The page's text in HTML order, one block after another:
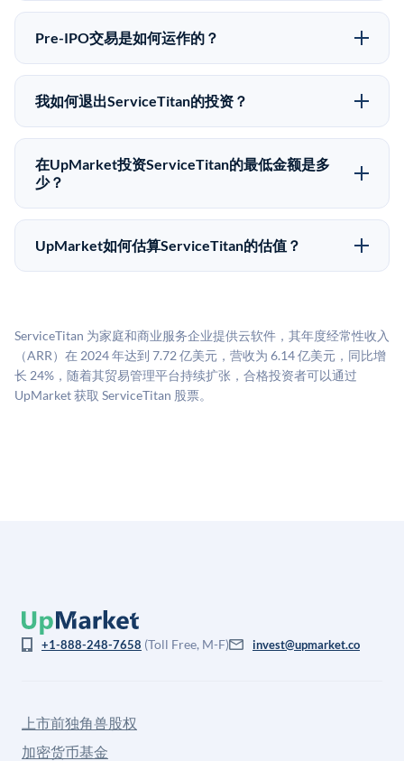
为50,000美元。UpMarket是FINRA注册的经纪交易
商，自2019年以来已经纪超过5亿美元的另类投资。
Pre-IPO投资存在重大风险。ServiceTitan的股份流动性
低，意味着没有公开市场可以快速出售。不存在确定的
应做好可能全部损失的准备。私有公司的估值在融资轮
次之间可能大幅波动。投资者应在投资前咨询其财务顾
Pre-IPO交易是如何运作的？
在Pre-IPO交易中，合格投资者通过二级市场平台从现有
股东（如员工、早期投资者或其他持有人）处购买股
为FINRA注册的经纪交易商促成这些交易，代表双方处
理合规、文件和结算事宜。
我如何退出ServiceTitan的投资？
Pre-IPO持股主要有两种退出途径：在二级市场将股份出
售给其他买家，或持有直到公司完成IPO或被收购。两
种途径都受限于转让限制、公司批准（优先购买权）和
做好多年持有的准备。
在UpMarket投资ServiceTitan的最低金额是多
少？
UpMarket上大多数Pre-IPO产品的最低投资金额为
50,000美元。具体金额可能因产品和股份供应情况而有
UpMarket如何估算ServiceTitan的估值？
司可比倍数应用私有公司折扣，以反映流动性不足和信
息不对称。此估值不构成投资建议，可能与实际交易价
格存在重大差异。
ServiceTitan 为家庭和商业服务企业提供云软件，其年度经常性收入
（ARR）在 2024 年达到 7.72 亿美元，营收为 6.14 亿美元，同比增
长 24%，随着其贸易管理平台持续扩张，合格投资者可以通过
UpMarket 获取 ServiceTitan 股票。
+1-888-248-7658 (Toll Free, M-F) invest@upmarket.co
上市前独角兽股权
加密货币基金